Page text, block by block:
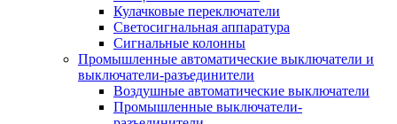
Кулачковые переключатели
Светосигнальная аппаратура
Сигнальные колонны
Промышленные автоматические выключатели и
выключатели-разъединители
Воздушные автоматические выключатели
Промышленные выключатели-